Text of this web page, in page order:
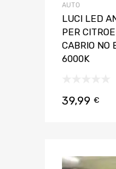
AUTO
LUCI LED
PER
CABRIO NO
6000K
39,99 €